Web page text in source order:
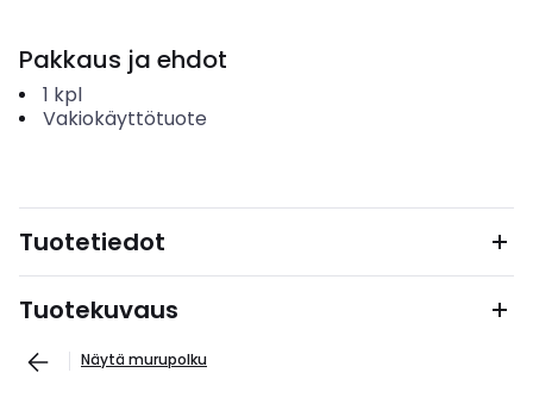
Pakkaus ja ehdot
1 kpl
Vakiokäyttötuote
Tuotetiedot
Tuotekuvaus
Näytä murupolku